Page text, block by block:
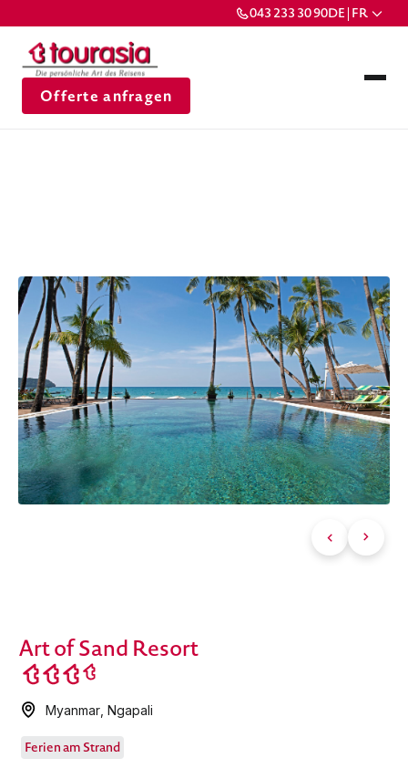
043 233 30 90DE | FR
Offerte anfragen
Art of Sand Resort
Myanmar ,Ngapali
Ferien am Strand